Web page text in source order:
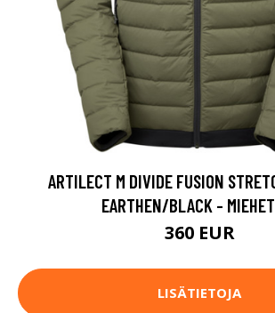
ARTILECT M DIVIDE FUSION
EARTHEN/BLACK -
360 EUR
LISÄTIETOJA